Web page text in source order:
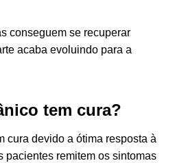
conseguem se recuperar
acaba evoluindo para a
tem cura?
cura devido a ótima resposta à
pacientes remitem os sintomas